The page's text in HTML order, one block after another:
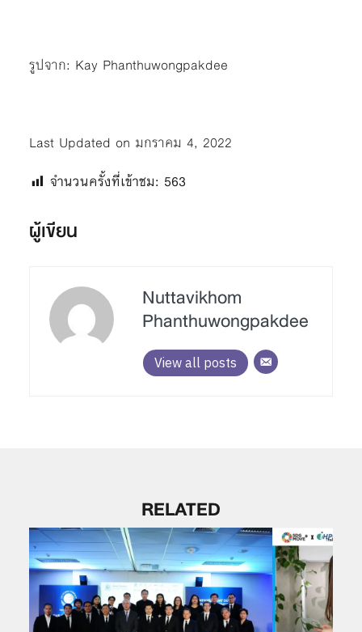
รูปจาก: Kay Phanthuwongpakdee
Last Updated on มกราคม 4, 2022
จำนวนครั้งที่เข้าชม: 563
ผู้เขียน
Nuttavikhom
Phanthuwongpakdee
View all posts
RELATED